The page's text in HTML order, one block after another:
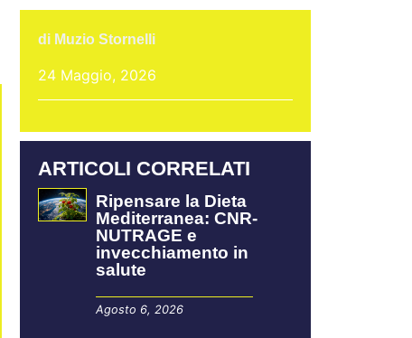
di Muzio Stornelli
24 Maggio, 2026
ARTICOLI CORRELATI
Ripensare la Dieta
Mediterranea: CNR-
NUTRAGE e
invecchiamento in
salute
Agosto 6, 2026